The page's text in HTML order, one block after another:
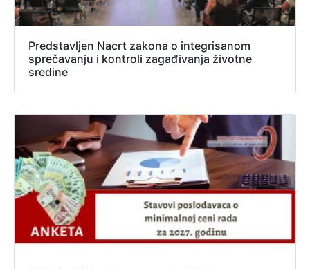
Predstavljen Nacrt zakona o integrisanom
sprečavanju i kontroli zagađivanja životne
sredine